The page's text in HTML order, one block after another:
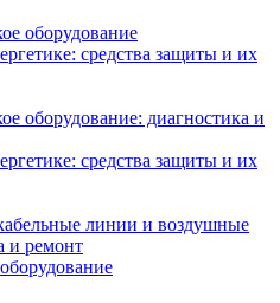
оборудование
средства защиты и их
оборудование: диагностика и
средства защиты и их
линии и воздушные
и ремонт